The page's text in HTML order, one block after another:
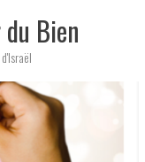
Bien